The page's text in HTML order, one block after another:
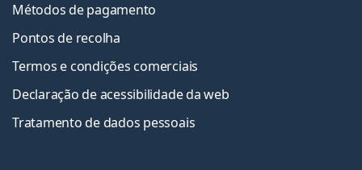
Métodos de pagamento
Pontos de recolha
Termos e condições comerciais
Declaração de acessibilidade da web
Tratamento de dados pessoais